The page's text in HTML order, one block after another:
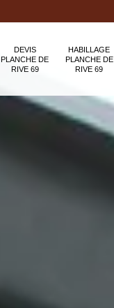
DEVIS
PLANCHE DE
RIVE 69
HABILLAGE
PLANCHE DE
RIVE 69